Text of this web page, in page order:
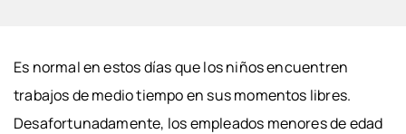
Es normal en estos días que los niños encuentren
trabajos de medio tiempo en sus momentos libres.
Desafortunadamente, los empleados menores de edad